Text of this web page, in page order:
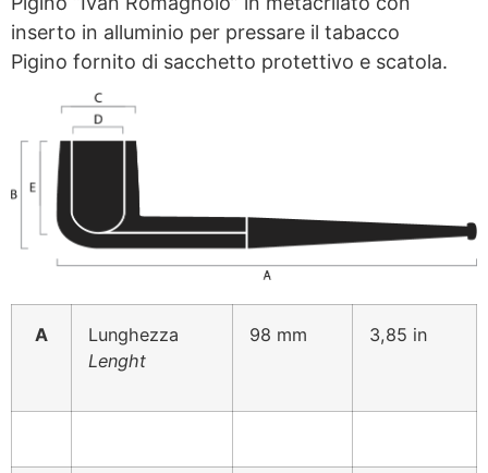
inserto in alluminio per pressare il tabacco
Pigino fornito di sacchetto protettivo e scatola.
A
Lunghezza
Lenght
98 mm 3,85 in